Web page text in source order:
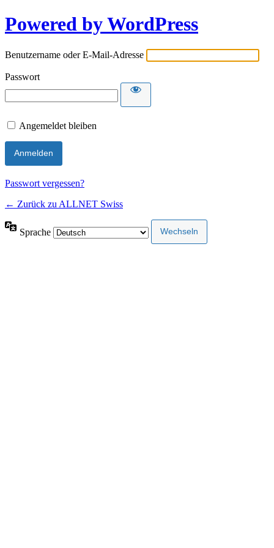
Powered by WordPress
Benutzername oder E-Mail-Adresse
Passwort
Angemeldet bleiben
Passwort vergessen?
← Zurück zu ALLNET Swiss
Sprache